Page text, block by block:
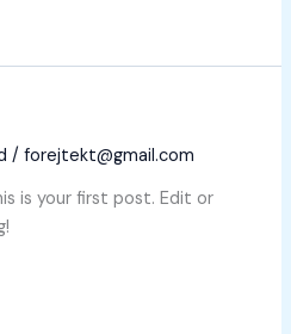
/forejtekt@gmail.com
is your first post. Edit or